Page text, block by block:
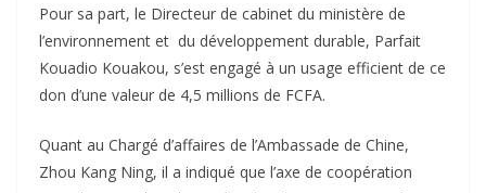
Pour sa part, le Directeur de cabinet du ministère de
l’environnement et du développement durable, Parfait
Kouadio Kouakou, s’est engagé à un usage efficient de ce
don d’une valeur de 4,5 millions de FCFA.
Quant au Chargé d’affaires de l’Ambassade de Chine,
Zhou Kang Ning, il a indiqué que l’axe de coopération